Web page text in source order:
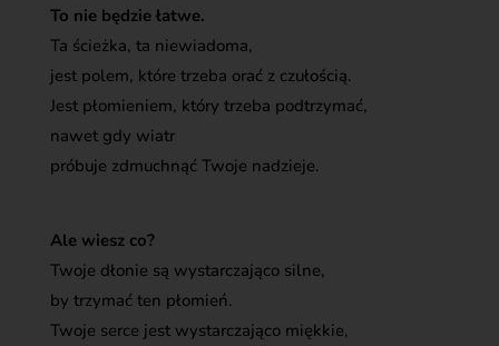
To nie będzie łatwe.
Ta ścieżka, ta niewiadoma,
jest polem, które trzeba orać z czułością.
Jest płomieniem, który trzeba podtrzymać,
nawet gdy wiatr
próbuje zdmuchnąć Twoje nadzieje.
Ale wiesz co?
Twoje dłonie są wystarczająco silne,
by trzymać ten płomień.
Twoje serce jest wystarczająco miękkie,